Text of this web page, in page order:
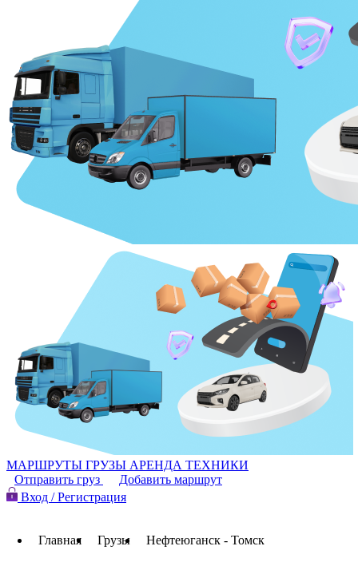
МАРШРУТЫ ГРУЗЫ АРЕНДА ТЕХНИКИ
Отправить груз
Добавить маршрут
Вход / Регистрация
Главная Грузы Нефтеюганск - Томск